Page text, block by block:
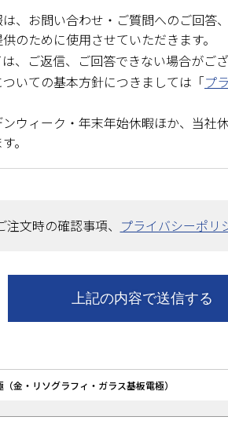
、お問い合わせ・ご質問へのご回答
のために使用させていただきます。
、ご返信、ご回答できない場合がござ
いての基本方針につきましては「プ
ウィーク・年末年始休暇ほか、当社
。
注文時の確認事項、 プライバシーポリ
（金・リソグラフィ・ガラス基板電極）